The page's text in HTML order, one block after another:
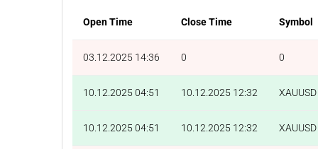
Open Time Close Time Symbol
03.12.2025 14:36 0 0
10.12.2025 04:51 10.12.2025 12:32 XAUUSD
10.12.2025 04:51 10.12.2025 12:32 XAUUSD